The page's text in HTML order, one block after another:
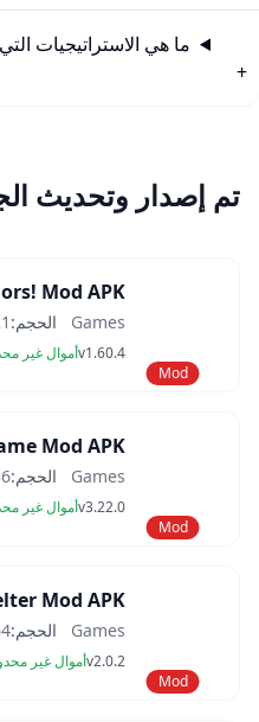
ما هي الاستراتيجيات
تم إصدار وتحديث
Mod
Mod APK
Games الحجم:
v1.60.4أموال غير
Mod
Games الحجم:
v3.22.0أموال غير
Mod
Mod APK
Games الحجم:
v2.0.2أموال غير